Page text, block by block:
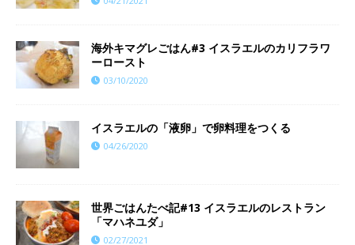
海外キマグレごはん#3 イスラエルのカリフラワ
ーロースト
03/10/2020
イスラエルの「液卵」で卵料理をつくる
04/26/2020
世界ごはんたべ記#13 イスラエルのレストラン
「マハネユダ」
02/27/2021